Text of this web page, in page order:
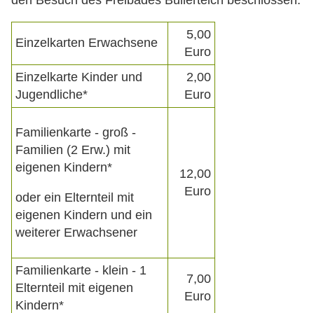
Einzelkarten Erwachsene
5,00
Euro
Einzelkarte Kinder und
Jugendliche*
2,00
Euro
Familienkarte - groß -
Familien (2 Erw.) mit
eigenen Kindern*
oder ein Elternteil mit
eigenen Kindern und ein
weiterer Erwachsener
12,00
Euro
Familienkarte - klein - 1
Elternteil mit eigenen
Kindern*
7,00
Euro